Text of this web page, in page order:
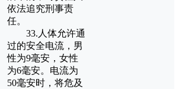
依法追究刑事责
任。
33.人体允许通
过的安全电流，男
性为9毫安，女性
为6毫安。电流为
50毫安时，将危及